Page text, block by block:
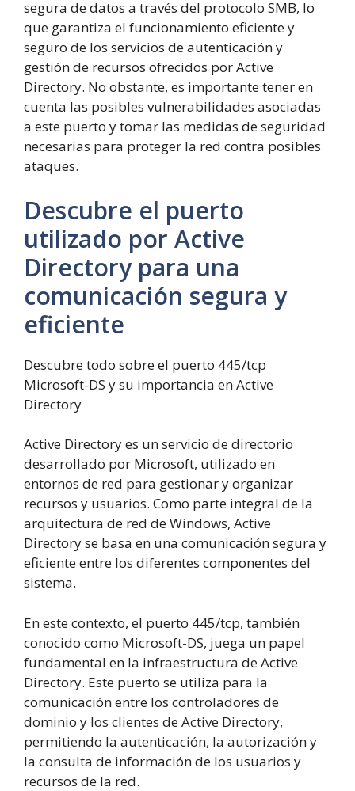
segura de datos a través del protocolo SMB, lo
que garantiza el funcionamiento eficiente y
seguro de los servicios de autenticación y
gestión de recursos ofrecidos por Active
Directory. No obstante, es importante tener en
cuenta las posibles vulnerabilidades asociadas
a este puerto y tomar las medidas de seguridad
necesarias para proteger la red contra posibles
ataques.
Descubre el puerto
utilizado por Active
Directory para una
comunicación segura y
eficiente
Descubre todo sobre el puerto 445/tcp
Microsoft-DS y su importancia en Active
Directory
Active Directory es un servicio de directorio
desarrollado por Microsoft, utilizado en
entornos de red para gestionar y organizar
recursos y usuarios. Como parte integral de la
arquitectura de red de Windows, Active
Directory se basa en una comunicación segura y
eficiente entre los diferentes componentes del
sistema.
En este contexto, el puerto 445/tcp, también
conocido como Microsoft-DS, juega un papel
fundamental en la infraestructura de Active
Directory. Este puerto se utiliza para la
comunicación entre los controladores de
dominio y los clientes de Active Directory,
permitiendo la autenticación, la autorización y
la consulta de información de los usuarios y
recursos de la red.